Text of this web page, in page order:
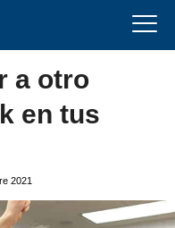
a otro
en tus
2021